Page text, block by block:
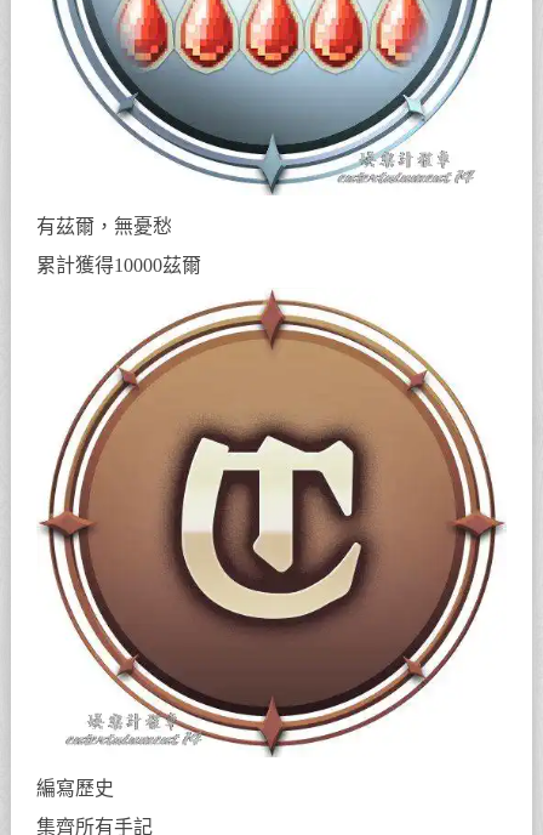
有茲爾，無憂愁
累計獲得10000茲爾
編寫歷史
集齊所有手記